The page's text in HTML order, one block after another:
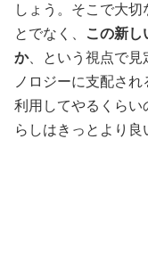
しょう。そこで大
とでなく、
この新し
か、という視点で見
ノロジーに支配さ
利用してやるくらい
らしはきっとより良